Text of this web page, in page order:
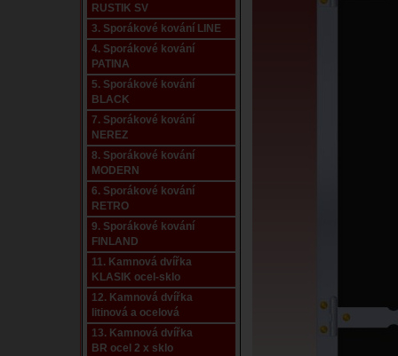
RUSTIK SV
3. Sporákové kování LINE
4. Sporákové kování
PATINA
5. Sporákové kování
BLACK
7. Sporákové kování
NEREZ
8. Sporákové kování
MODERN
6. Sporákové kování
RETRO
9. Sporákové kování
FINLAND
11. Kamnová dvířka
KLASIK ocel-sklo
12. Kamnová dvířka
litinová a ocelová
13. Kamnová dvířka
BR ocel 2 x sklo